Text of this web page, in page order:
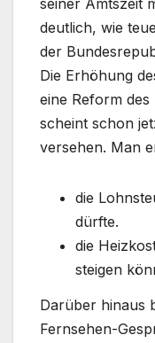
deutlich, wie
der
Die Erhöhung
eine Reform des
scheint schon
versehen. Man
die
dürfte.
die
steigen
Darüber hinaus
Fernsehen-